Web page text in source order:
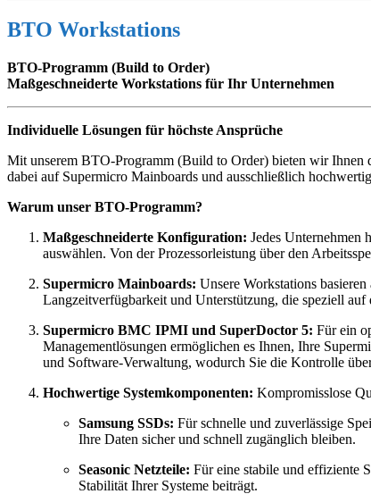
BTO Workstations
BTO-Programm (Build to Order)
Maßgeschneiderte Workstations für Ihr Unternehmen
Individuelle Lösungen für höchste Ansprüche
Mit unserem BTO-Programm (Build to Order) bieten wir Ihnen
dabei auf Supermicro Mainboards und ausschließlich
Warum unser BTO-Programm?
Maßgeschneiderte Konfiguration: Jedes Unternehmen
auswählen. Von der Prozessorleistung über den
Supermicro Mainboards: Unsere Workstations
Langzeitverfügbarkeit und Unterstützung, die speziell
Supermicro BMC IPMI und SuperDoctor 5: Für ein
Managementlösungen ermöglichen es Ihnen, Ihre
und Software-Verwaltung, wodurch Sie die Kontrolle
Hochwertige Systemkomponenten: Kompromisslose
Samsung SSDs: Für schnelle und zuverlässige
Ihre Daten sicher und schnell zugänglich bleiben.
Seasonic Netzteile: Für eine stabile und effiziente
Stabilität Ihrer Systeme beiträgt.